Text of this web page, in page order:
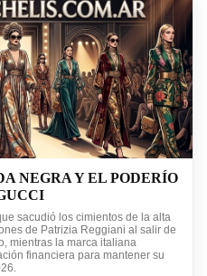
NEGRA Y EL PODERÍO
sacudió los cimientos de la alta
de Patrizia Reggiani al salir de
mientras la marca italiana
financiera para mantener su